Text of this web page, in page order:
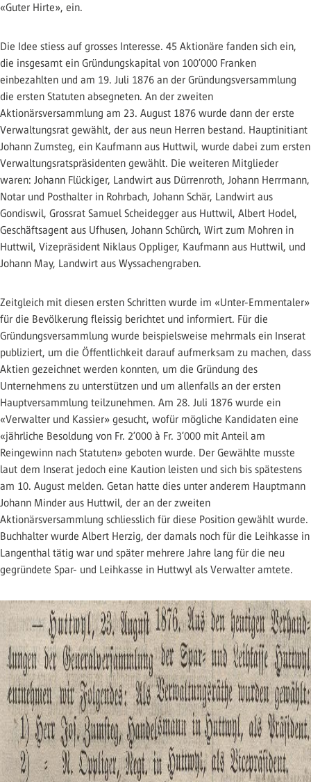
«Guter Hirte», ein.
Die Idee stiess auf grosses Interesse. 45 Aktionäre fanden sich ein,
die insgesamt ein Gründungskapital von 100’000 Franken
einbezahlten und am 19. Juli 1876 an der Gründungsversammlung
die ersten Statuten absegneten. An der zweiten
Aktionärsversammlung am 23. August 1876 wurde dann der erste
Verwaltungsrat gewählt, der aus neun Herren bestand. Hauptinitiant
Johann Zumsteg, ein Kaufmann aus Huttwil, wurde dabei zum ersten
Verwaltungsratspräsidenten gewählt. Die weiteren Mitglieder
waren: Johann Flückiger, Landwirt aus Dürrenroth, Johann Herrmann,
Notar und Posthalter in Rohrbach, Johann Schär, Landwirt aus
Gondiswil, Grossrat Samuel Scheidegger aus Huttwil, Albert Hodel,
Geschäftsagent aus Ufhusen, Johann Schürch, Wirt zum Mohren in
Huttwil, Vizepräsident Niklaus Oppliger, Kaufmann aus Huttwil, und
Johann May, Landwirt aus Wyssachengraben.
Zeitgleich mit diesen ersten Schritten wurde im «Unter-Emmentaler»
für die Bevölkerung fleissig berichtet und informiert. Für die
Gründungsversammlung wurde beispielsweise mehrmals ein Inserat
publiziert, um die Öffentlichkeit darauf aufmerksam zu machen, dass
Aktien gezeichnet werden konnten, um die Gründung des
Unternehmens zu unterstützen und um allenfalls an der ersten
Hauptversammlung teilzunehmen. Am 28. Juli 1876 wurde ein
«Verwalter und Kassier» gesucht, wofür mögliche Kandidaten eine
«jährliche Besoldung von Fr. 2’000 à Fr. 3’000 mit Anteil am
Reingewinn nach Statuten» geboten wurde. Der Gewählte musste
laut dem Inserat jedoch eine Kaution leisten und sich bis spätestens
am 10. August melden. Getan hatte dies unter anderem Hauptmann
Johann Minder aus Huttwil, der an der zweiten
Aktionärsversammlung schliesslich für diese Position gewählt wurde.
Buchhalter wurde Albert Herzig, der damals noch für die Leihkasse in
Langenthal tätig war und später mehrere Jahre lang für die neu
gegründete Spar- und Leihkasse in Huttwyl als Verwalter amtete.